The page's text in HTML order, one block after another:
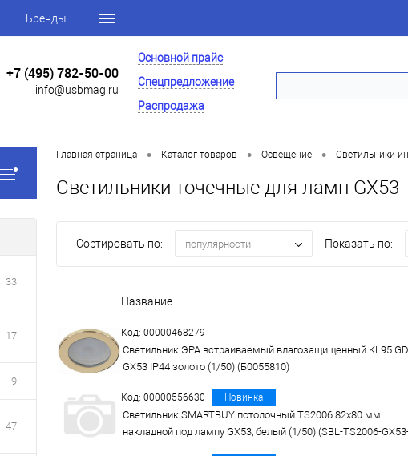
Бренды
+7 (495) 782-50-00
info@usbmag.ru
Основной прайс
Спецпредложение
Распродажа
33
17
9
47
Главная страница • Каталог товаров • Освещение • Светильники
Светильники точечные для ламп GX53
Сортировать по: популярности Показать по:
Название
Код: 00000468279
Светильник ЭРА встраиваемый влагозащищенный KL95 GD
GX53 IP44 золото (1/50) (Б0055810)
Код: 00000556630 Новинка
Светильник SMARTBUY потолочный TS2006 82x80 мм
накладной под лампу GX53, белый (1/50) (SBL-TS2006-